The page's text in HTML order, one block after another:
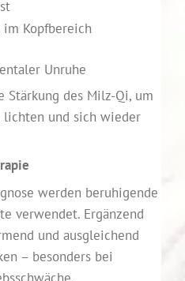
Kopfbereich
Unruhe
des Milz-Qi, um
lichten und sich wieder
werden beruhigende
verwendet. Ergänzend
und ausgleichend
– besonders bei